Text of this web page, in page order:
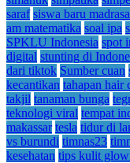
saraf siswa baru
am matematika soal ipa
SPKLU Indonesia spot
digital stunting di
dari tiktok Sumber cuan
kecantikan tahapan hair
takjil tanaman bunga
teknologi viral tempat
makassar tesla tidur di
vs burundi timnas23
kesehatan tips kulit